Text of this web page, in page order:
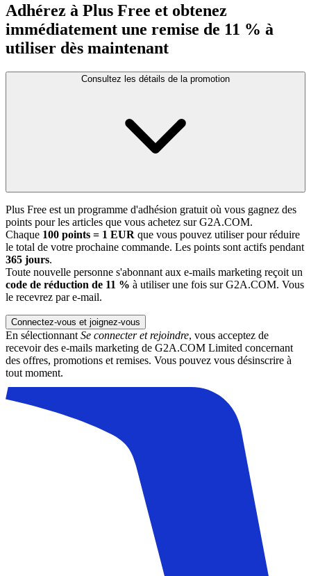
Adhérez à Plus Free et obtenez
immédiatement une remise de 11 % à
utiliser dès maintenant
Consultez les détails de la promotion
Plus Free est un programme d'adhésion gratuit où vous gagnez des
points pour les articles que vous achetez sur G2A.COM.
Chaque 100 points = 1 EUR que vous pouvez utiliser pour réduire
le total de votre prochaine commande. Les points sont actifs pendant
365 jours.
Toute nouvelle personne s'abonnant aux e-mails marketing reçoit un
code de réduction de 11 % à utiliser une fois sur G2A.COM. Vous
le recevrez par e-mail.
Connectez-vous et joignez-vous
En sélectionnant Se connecter et rejoindre, vous acceptez de
recevoir des e-mails marketing de G2A.COM Limited concernant
des offres, promotions et remises. Vous pouvez vous désinscrire à
tout moment.